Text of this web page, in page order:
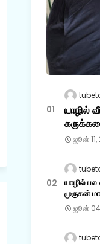
யாழில்
ஜூன் 11,
யாழில்
முருகன்
ஜூன்